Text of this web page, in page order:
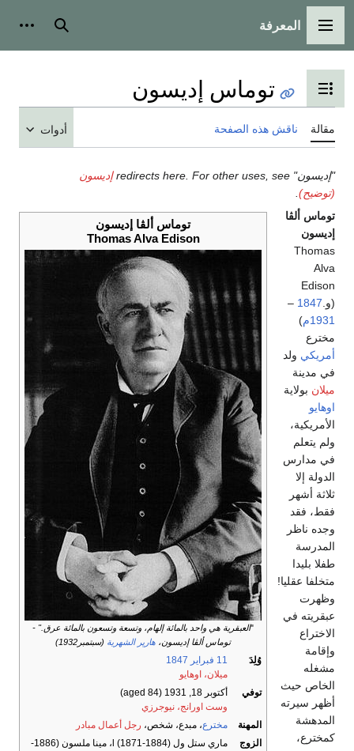
القائمة الرئيسية
المعرفة بحث
تبديل عرض جدول المحتويات
توماس إديسون
مقالة ناقش هذه الصفحة أدوات
"إديسون" redirects here. For other uses, see
إديسون
(توضيح)
توماس ألڤا إديسون
Thomas Alva Edison
"العبقرية هي واحد بالمائة إلهام، وتسعة وتسعون بالمائة عرق." -
توماس ألڤا إديسون، هارپر الشهرية (سبتمبر1932)
وُلِدَ 11 فبراير
1847
ميلان، اوهايو
توفي
أكتوبر 18, 1931
(aged 84)
وست اورانج، نيوجرزي
المهنة
مخترع، مبدع، شخص، رجل أعمال مبادر
الزوج
ماري ستل ول l (1871-1884)، مينا ملسون (1886-
توماس ألڤا
إديسون
Thomas
Alva
Edison
(و. 1847
–
1931م
)
مخترع
أمريكي ولد
في مدينة
ميلان بولاية
اوهايو
الأمريكية،
ولم يتعلم
في مدارس
الدولة إلا
ثلاثة أشهر
فقط، فقد
وجده ناظر
المدرسة
طفلا بليدا
متخلفا عقليا!
وظهرت
عبقريته في
الاختراع
وإقامة
مشغله
الخاص حيث
أظهر سيرته
المدهشة
كمخترع،